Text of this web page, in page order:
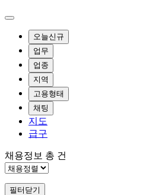
오늘신규
업무
업종
지역
고용형태
채팅
지도
급구
채용정보 총 건
필터닫기